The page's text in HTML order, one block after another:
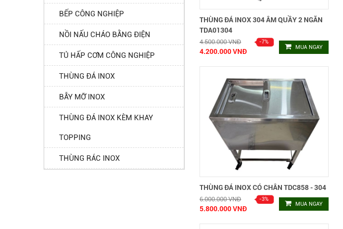
BẾP CÔNG NGHIỆP
NỒI NẤU CHÁO BẰNG ĐIỆN
TỦ HẤP CƠM CÔNG NGHIỆP
THÙNG ĐÁ INOX
BẪY MỠ INOX
THÙNG ĐÁ INOX KÈM KHAY
TOPPING
THÙNG RÁC INOX
THÙNG ĐÁ INOX 304 ÂM QUẦY 2 NGĂN
TDA01304
4.500.000 VNĐ
4.200.000 VNĐ MUA NGAY
THÙNG ĐÁ INOX CÓ CHÂN TDC858 - 304
6.000.000 VNĐ
5.800.000 VNĐ MUA NGAY